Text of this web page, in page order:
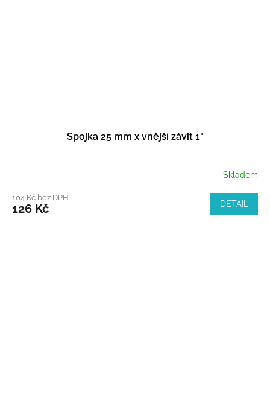
Spojka 25 mm x vnější závit 1"
Skladem
104 Kč bez DPH
126 Kč DETAIL